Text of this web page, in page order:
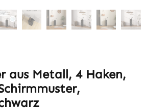
aus Metall, 4 Haken,